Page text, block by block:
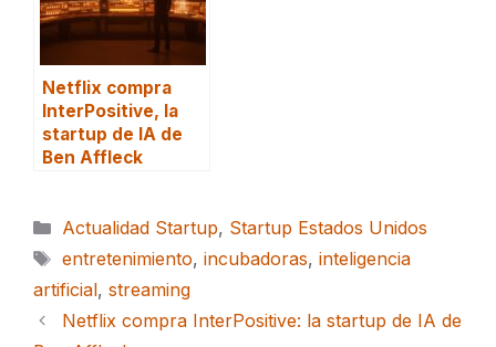
Netflix compra
InterPositive, la
startup de IA de
Ben Affleck
Categorías
Actualidad Startup, Startup Estados Unidos
Etiquetas
entretenimiento, incubadoras, inteligencia
artificial, streaming
Netflix compra InterPositive: la startup de IA de